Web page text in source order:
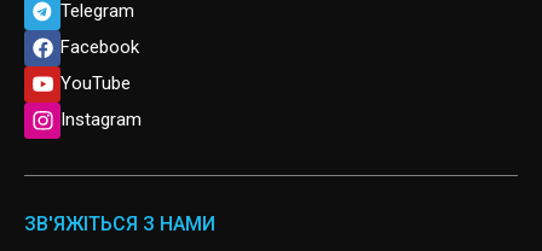
Telegram
Facebook
YouTube
Instagram
ЗВ'ЯЖІТЬСЯ З НАМИ